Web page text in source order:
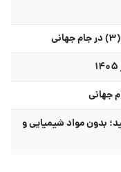
تمیز کنید؛ بدون مواد شیمیایی و